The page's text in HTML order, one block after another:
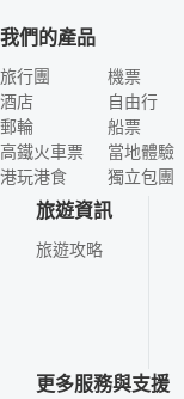
我們的產品
旅行團
酒店
郵輪
高鐵火車票
港玩港食
機票
自由行
船票
當地體驗
獨立包團
旅遊資訊
旅遊攻略
更多服務與支援